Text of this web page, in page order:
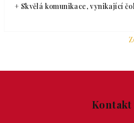
+ Skvělá komunikace, vynikající
Kontakt